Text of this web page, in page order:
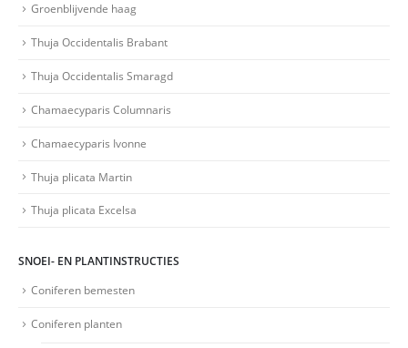
Groenblijvende haag
Thuja Occidentalis Brabant
Thuja Occidentalis Smaragd
Chamaecyparis Columnaris
Chamaecyparis Ivonne
Thuja plicata Martin
Thuja plicata Excelsa
SNOEI- EN PLANTINSTRUCTIES
Coniferen bemesten
Coniferen planten